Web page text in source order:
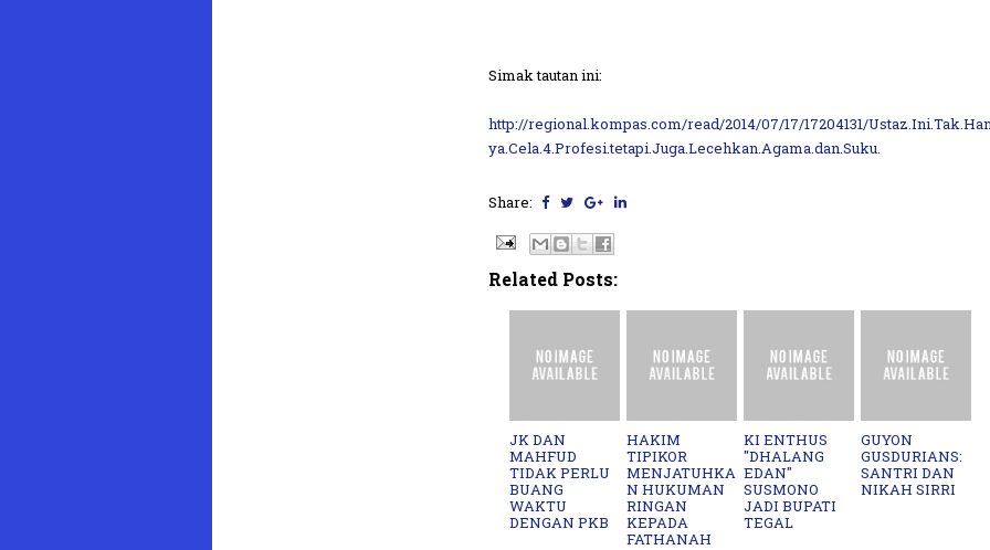
Simak tautan ini:
http://regional.kompas.com/read/2014/07/17/17204131/
ya.Cela.4.Profesi.tetapi.Juga.Lecehkan.Agama.dan.Suku.
Share:
Related Posts:
JK DAN
MAHFUD
TIDAK PERLU
BUANG
WAKTU
DENGAN PKB
HAKIM
TIPIKOR
MENJATUHKA
N HUKUMAN
RINGAN
KEPADA
FATHANAH
KI ENTHUS
"DHALANG
EDAN"
SUSMONO
JADI BUPATI
TEGAL
GUYON
GUSDURIANS:
SANTRI DAN
NIKAH SIRRI